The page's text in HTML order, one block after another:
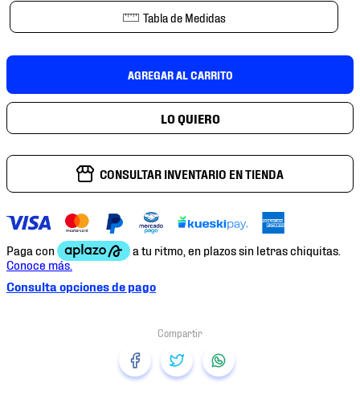
Tabla de Medidas
AGREGAR AL CARRITO
CONSULTAR INVENTARIO EN TIENDA
Consulta opciones de pago